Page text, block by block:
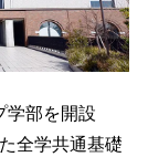
学部を開設
全学共通基礎